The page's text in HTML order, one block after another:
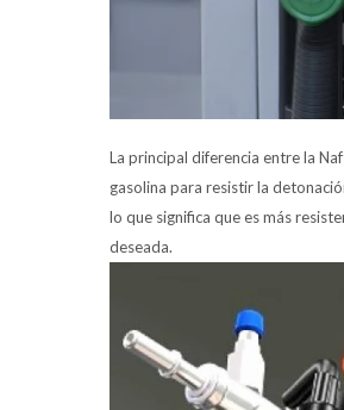
La principal diferencia entre la
gasolina para resistir la
lo que significa que es más
deseada.